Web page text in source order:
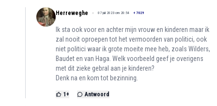
Herreweghe 07 juli 2023 om 20:54 + 7029
Ik sta ook voor en achter mijn vrouw en kinderen maar ik
zal nooit oproepen tot het vermoorden van politici, ook
niet politici waar ik grote moeite mee heb, zoals Wilders,
Baudet en van Haga. Welk voorbeeld geef je overigens
met dit zieke gebral aan je kinderen?
Denk na en kom tot bezinning.
1 + Antwoord